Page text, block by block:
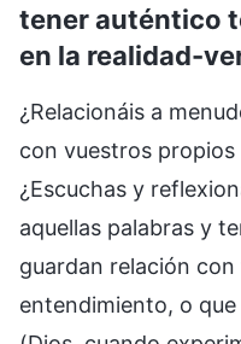
tener auténtico
en la realidad-
¿Relacionáis a
con vuestros
¿Escuchas y
aquellas palabras y
guardan relación
entendimiento, o